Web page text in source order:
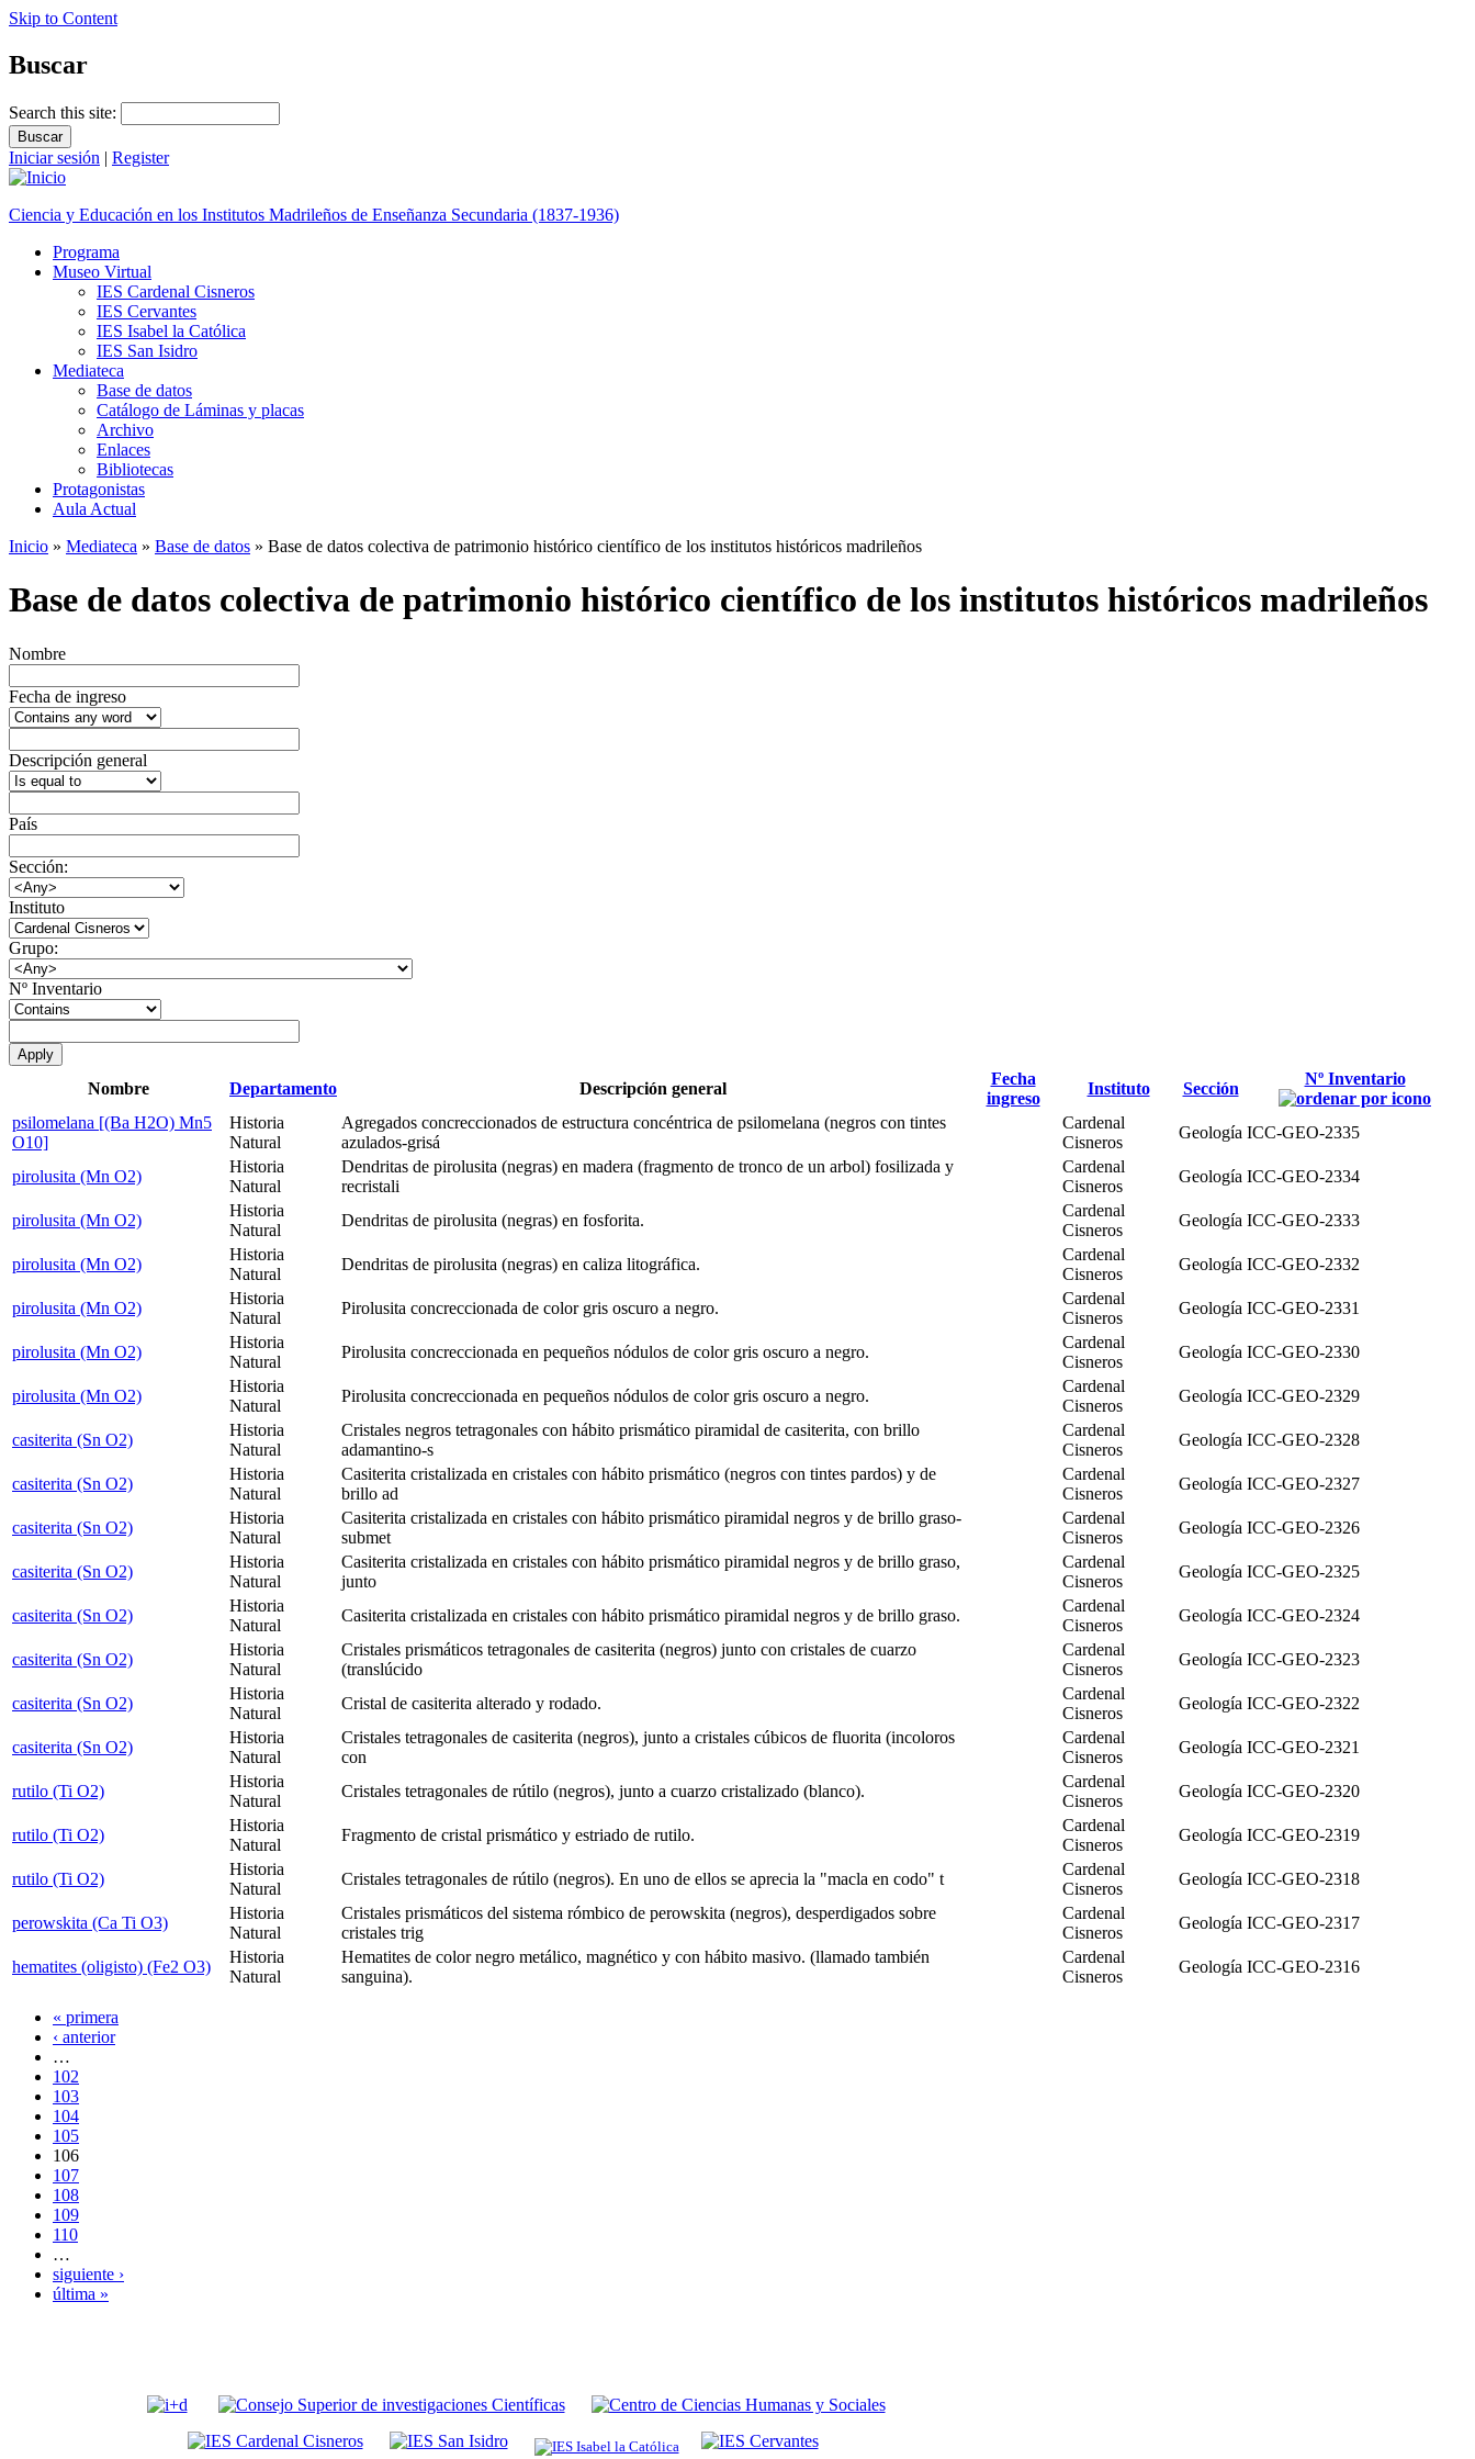
Skip to Content
Buscar
Search this site:
Iniciar sesión | Register
Ciencia y Educación en los Institutos Madrileños de Enseñanza Secundaria (1837-1936)
Programa
Museo Virtual
IES Cardenal Cisneros
IES Cervantes
IES Isabel la Católica
IES San Isidro
Mediateca
Base de datos
Catálogo de Láminas y placas
Archivo
Enlaces
Bibliotecas
Protagonistas
Aula Actual
Inicio » Mediateca » Base de datos » Base de datos colectiva de patrimonio histórico científico de los institutos históricos madrileños
Base de datos colectiva de patrimonio histórico científico de los institutos históricos madrileños
Nombre
Fecha de ingreso
Descripción general
País
Sección:
Instituto
Grupo:
Nº Inventario
Nombre Departamento Descripción general
Fecha
ingreso
Instituto Sección
Nº Inventario
psilomelana [(Ba H2O) Mn5
O10]
Historia
Natural
Agregados concreccionados de estructura concéntrica de psilomelana (negros con tintes
azulados-grisá
Cardenal
Cisneros
Geología ICC-GEO-2335
pirolusita (Mn O2)
Historia
Natural
Dendritas de pirolusita (negras) en madera (fragmento de tronco de un arbol) fosilizada y
recristali
Cardenal
Cisneros
Geología ICC-GEO-2334
pirolusita (Mn O2)
Historia
Natural
Dendritas de pirolusita (negras) en fosforita.
Cardenal
Cisneros
Geología ICC-GEO-2333
pirolusita (Mn O2)
Historia
Natural
Dendritas de pirolusita (negras) en caliza litográfica.
Cardenal
Cisneros
Geología ICC-GEO-2332
pirolusita (Mn O2)
Historia
Natural
Pirolusita concreccionada de color gris oscuro a negro.
Cardenal
Cisneros
Geología ICC-GEO-2331
pirolusita (Mn O2)
Historia
Natural
Pirolusita concreccionada en pequeños nódulos de color gris oscuro a negro.
Cardenal
Cisneros
Geología ICC-GEO-2330
pirolusita (Mn O2)
Historia
Natural
Pirolusita concreccionada en pequeños nódulos de color gris oscuro a negro.
Cardenal
Cisneros
Geología ICC-GEO-2329
casiterita (Sn O2)
Historia
Natural
Cristales negros tetragonales con hábito prismático piramidal de casiterita, con brillo
adamantino-s
Cardenal
Cisneros
Geología ICC-GEO-2328
casiterita (Sn O2)
Historia
Natural
Casiterita cristalizada en cristales con hábito prismático (negros con tintes pardos) y de
brillo ad
Cardenal
Cisneros
Geología ICC-GEO-2327
casiterita (Sn O2)
Historia
Natural
Casiterita cristalizada en cristales con hábito prismático piramidal negros y de brillo graso-
submet
Cardenal
Cisneros
Geología ICC-GEO-2326
casiterita (Sn O2)
Historia
Natural
Casiterita cristalizada en cristales con hábito prismático piramidal negros y de brillo graso,
junto
Cardenal
Cisneros
Geología ICC-GEO-2325
casiterita (Sn O2)
Historia
Natural
Casiterita cristalizada en cristales con hábito prismático piramidal negros y de brillo graso.
Cardenal
Cisneros
Geología ICC-GEO-2324
casiterita (Sn O2)
Historia
Natural
Cristales prismáticos tetragonales de casiterita (negros) junto con cristales de cuarzo
(translúcido
Cardenal
Cisneros
Geología ICC-GEO-2323
casiterita (Sn O2)
Historia
Natural
Cristal de casiterita alterado y rodado.
Cardenal
Cisneros
Geología ICC-GEO-2322
casiterita (Sn O2)
Historia
Natural
Cristales tetragonales de casiterita (negros), junto a cristales cúbicos de fluorita (incoloros
con
Cardenal
Cisneros
Geología ICC-GEO-2321
rutilo (Ti O2)
Historia
Natural
Cristales tetragonales de rútilo (negros), junto a cuarzo cristalizado (blanco).
Cardenal
Cisneros
Geología ICC-GEO-2320
rutilo (Ti O2)
Historia
Natural
Fragmento de cristal prismático y estriado de rutilo.
Cardenal
Cisneros
Geología ICC-GEO-2319
rutilo (Ti O2)
Historia
Natural
Cristales tetragonales de rútilo (negros). En uno de ellos se aprecia la "macla en codo" t
Cardenal
Cisneros
Geología ICC-GEO-2318
perowskita (Ca Ti O3)
Historia
Natural
Cristales prismáticos del sistema rómbico de perowskita (negros), desperdigados sobre
cristales trig
Cardenal
Cisneros
Geología ICC-GEO-2317
hematites (oligisto) (Fe2 O3)
Historia
Natural
Hematites de color negro metálico, magnético y con hábito masivo. (llamado también
sanguina).
Cardenal
Cisneros
Geología ICC-GEO-2316
« primera
‹ anterior
…
102
103
104
105
106
107
108
109
110
…
siguiente ›
última »